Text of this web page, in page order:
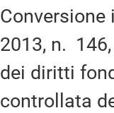
Conversione
2013, n.
dei diritti
controllata